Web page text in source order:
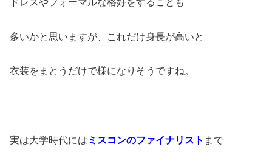
多いかと思いますが、これだけ身長が高いと
衣装をまとうだけで様になりそうですね。
実は大学時代には ミスコンのファイナリスト まで